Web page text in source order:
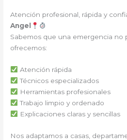
Atención profesional, rápida y
Angel
Sabemos que una emergencia no
ofrecemos:
Atención rápida
Técnicos especializados
Herramientas profesionales
Trabajo limpio y ordenado
Explicaciones claras y sencillas
Nos adaptamos a casas,